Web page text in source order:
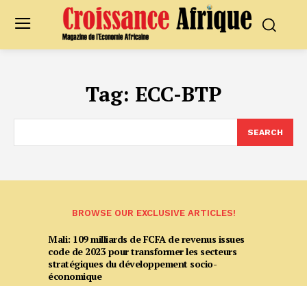
Tag: ECC-BTP
SEARCH
BROWSE OUR EXCLUSIVE ARTICLES!
Mali: 109 milliards de FCFA de revenus issues
code de 2023 pour transformer les secteurs
stratégiques du développement socio-
économique